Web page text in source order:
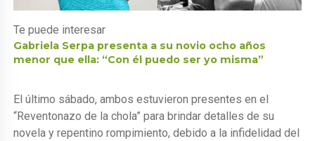
Te puede interesar
Gabriela Serpa presenta a su novio ocho años
menor que ella: “Con él puedo ser yo misma”
El último sábado, ambos estuvieron presentes en el
“Reventonazo de la chola” para brindar detalles de su
novela y repentino rompimiento, debido a la infidelidad del